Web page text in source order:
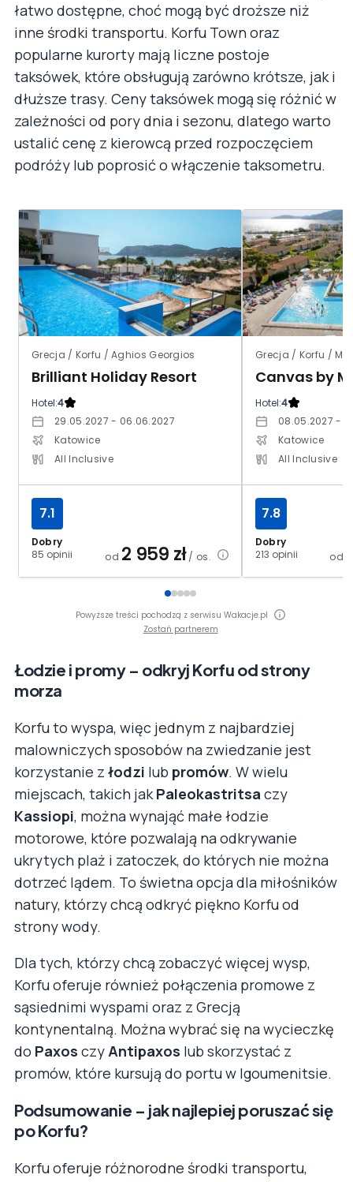
łatwo dostępne, choć mogą być droższe niż
inne środki transportu. Korfu Town oraz
popularne kurorty mają liczne postoje
taksówek, które obsługują zarówno krótsze, jak i
dłuższe trasy. Ceny taksówek mogą się różnić w
zależności od pory dnia i sezonu, dlatego warto
ustalić cenę z kierowcą przed rozpoczęciem
podróży lub poprosić o włączenie taksometru.
Grecja / Korfu / Aghios Georgios
Brilliant Holiday Resort
Hotel:4
29.05.2027 - 06.06.2027
Katowice
All Inclusive
Dobry
85 opinii
7.1
od 2 959 zł/ os.
Grecja / Korfu /
Hotel:4
08.05.2027 -
Katowice
All Inclusive
Dobry
213 opinii
7.8
od
Powyższe treści pochodzą z serwisu Wakacje.pl
Zostań partnerem
Łodzie i promy – odkryj Korfu od strony
morza
Korfu to wyspa, więc jednym z najbardziej
malowniczych sposobów na zwiedzanie jest
korzystanie z łodzi lub promów. W wielu
miejscach, takich jakPaleokastritsa czy
Kassiopi, można wynająć małe łodzie
motorowe, które pozwalają na odkrywanie
ukrytych plaż i zatoczek, do których nie można
dotrzeć lądem. To świetna opcja dla miłośników
natury, którzy chcą odkryć piękno Korfu od
strony wody.
Dla tych, którzy chcą zobaczyć więcej wysp,
Korfu oferuje również połączenia promowe z
sąsiednimi wyspami oraz z Grecją
kontynentalną. Można wybrać się na wycieczkę
do Paxos czyAntipaxos lub skorzystać z
promów, które kursują do portu w Igoumenitsie.
Podsumowanie – jak najlepiej poruszać się
po Korfu?
Korfu oferuje różnorodne środki transportu,